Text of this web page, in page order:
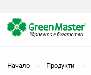
Начало Продукти